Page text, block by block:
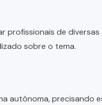
profissionais de
sobre o tema.
autônoma, precisando